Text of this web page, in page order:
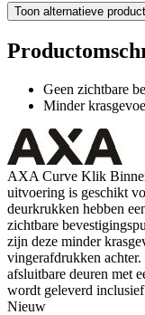
Toon alternatieve
Geen zichtbare
Minder
AXA Curve Klik
uitvoering is geschikt
deurkrukken hebben
zichtbare
zijn deze minder
vingerafdrukken
afsluitbare deuren met
wordt geleverd
Nieuw